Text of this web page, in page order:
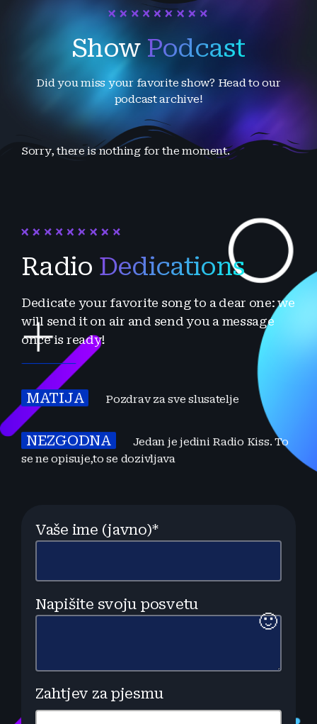
voditelji tada preuzimaju mikrofon – uz vijesti, goste,
sa svojom publikom! Pridružite nam se na chat i
uživajte sa uvijek veselom i pozitivnom ekipom, te
Show Podcast
Did you miss your favorite show? Head to our
podcast archive!
Sorry, there is nothing for the moment.
Vaše ime (javno)*
Napišite svoju posvetu
🙂
Zahtjev za pjesmu
Radio Dedications
Dedicate your favorite song to a dear one: we
will send it on air and send you a message
once is ready!
SLADI Pozdrav Ekipi
MATIJA Pozdrav za sve slusatelje
NEZGODNA
Jedan je jedini Radio Kiss. To
se ne opisuje,to se dozivljava
MATIJA Pozdrav za sve slusatelje
se ne opisuje,to se dozivljava